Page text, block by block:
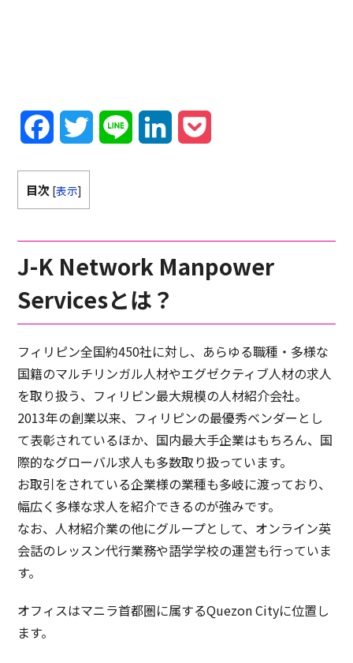
FacebookTwitter Line LinkedIn
目次 [表示]
J-K Network Manpower
Servicesとは？
フィリピン全国約450社に対し、あらゆる職種・多様な
国籍のマルチリンガル人材やエグゼクティブ人材の求人
を取り扱う、フィリピン最大規模の人材紹介会社。
2013年の創業以来、フィリピンの最優秀ベンダーとし
て表彰されているほか、国内最大手企業はもちろん、国
際的なグローバル求人も多数取り扱っています。
お取引をされている企業様の業種も多岐に渡っており、
幅広く多様な求人を紹介できるのが強みです。
なお、人材紹介業の他にグループとして、オンライン英
会話のレッスン代行業務や語学学校の運営も行っていま
す。
オフィスはマニラ首都圏に属するQuezon Cityに位置し
ます。